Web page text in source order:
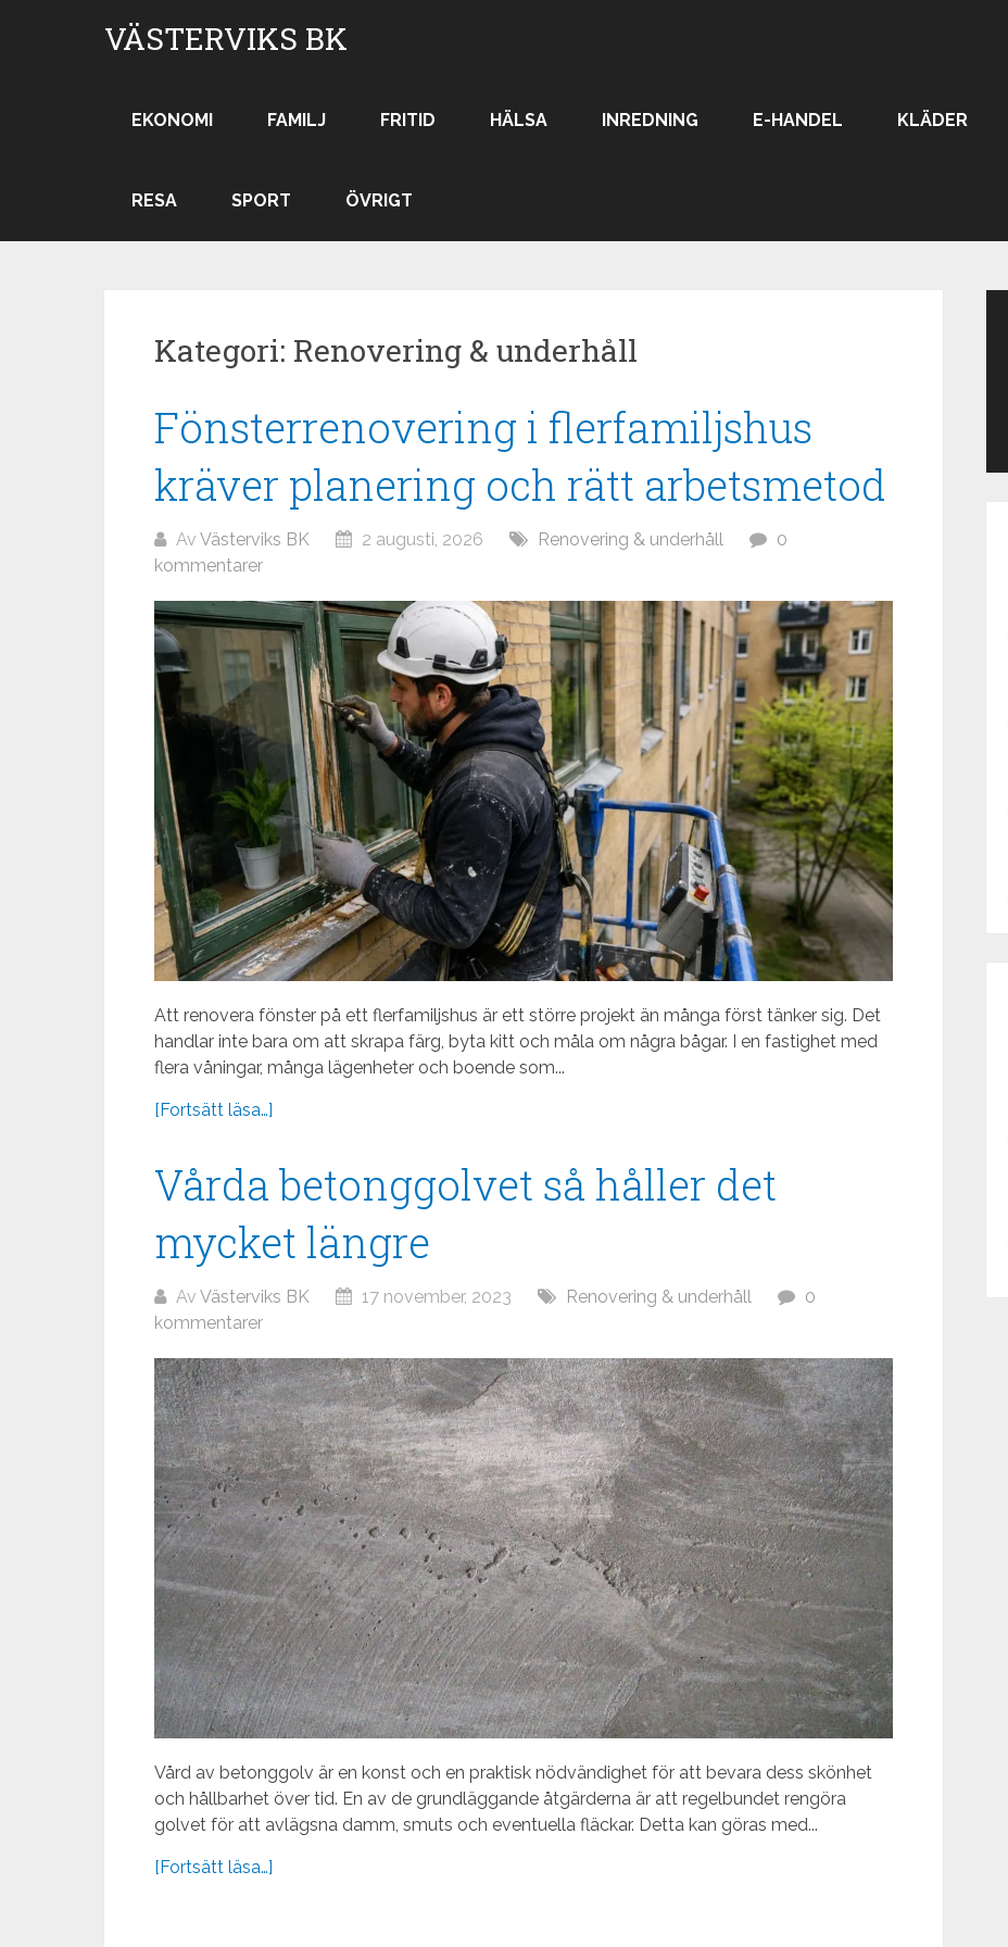
VÄSTERVIKS BK
EKONOMI FAMILJ FRITID HÄLSA INREDNING E-HANDEL KLÄDER
RESA SPORT ÖVRIGT
Kategori: Renovering & underhåll
Fönsterrenovering i flerfamiljshus
kräver planering och rätt arbetsmetod
Av Västerviks BK 2 augusti, 2026 Renovering & underhåll
0
kommentarer
Att renovera fönster på ett flerfamiljshus är ett större projekt än många först tänker sig. Det
handlar inte bara om att skrapa färg, byta kitt och måla om några bågar. I en fastighet med
flera våningar, många lägenheter och boende som...
[Fortsätt läsa…]
Vårda betonggolvet så håller det
mycket längre
Av Västerviks BK 17 november, 2023 Renovering & underhåll
0
kommentarer
Vård av betonggolv är en konst och en praktisk nödvändighet för att bevara dess skönhet
och hållbarhet över tid. En av de grundläggande åtgärderna är att regelbundet rengöra
golvet för att avlägsna damm, smuts och eventuella fläckar. Detta kan göras med...
[Fortsätt läsa…]